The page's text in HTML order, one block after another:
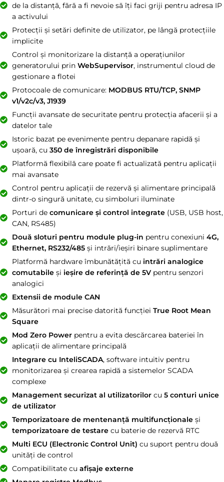
de la distanță, fără a fi nevoie să îți faci griji pentru adresa IP
a activului
Protecții și setări definite de utilizator, pe lângă protecțiile
implicite
Control și monitorizare la distanță a operațiunilor
generatorului prin WebSupervisor, instrumentul cloud de
gestionare a flotei
Protocoale de comunicare: MODBUS RTU/TCP, SNMP
v1/v2c/v3, J1939
Funcții avansate de securitate pentru protecția afacerii și a
datelor tale
Istoric bazat pe evenimente pentru depanare rapidă și
ușoară, cu 350 de înregistrări disponibile
Platformă flexibilă care poate fi actualizată pentru aplicații
mai avansate
Control pentru aplicații de rezervă și alimentare principală
dintr-o singură unitate, cu simboluri iluminate
Porturi de comunicare și control integrate(USB, USB host,
CAN, RS485)
Două sloturi pentru module plug-in pentru conexiuni 4G,
Ethernet, RS232/485și intrări/ieșiri binare suplimentare
Platformă hardware îmbunătățită cu intrări analogice
comutabileși ieșire de referință de 5Vpentru senzori
analogici
Extensii de module CAN
Măsurători mai precise datorită funcției True Root Mean
Square
Mod Zero Powerpentru a evita descărcarea bateriei în
aplicații de alimentare principală
Integrare cu InteliSCADA, software intuitiv pentru
monitorizarea și crearea rapidă a sistemelor SCADA
complexe
Management securizat al utilizatorilorcu 5 conturi unice
de utilizator
Temporizatoare de mentenanță multifuncționaleși
temporizatoare de testarecu baterie de rezervă RTC
Multi ECU (Electronic Control Unit) cu suport pentru două
unități de control
Compatibilitate cu afișaje externe